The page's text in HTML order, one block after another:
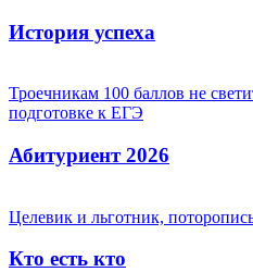
История успеха
Троечникам 100 баллов не
подготовке к ЕГЭ
Абитуриент 2026
Целевик и льготник,
Кто есть кто